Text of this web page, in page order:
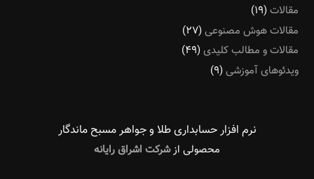
مقالات(۱۹)
مقالات هوش مصنوعی(۲۷)
مقالات و مطالب کلیدی(۴۹)
ویدئوهای آموزشی(۹)
نرم افزار حسابداری طلا و جواهر مسبح ماندگار‌
محصولی ازشرکت اشراق رایانه